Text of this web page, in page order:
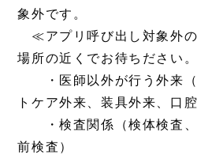
象外です。
≪アプリ呼び出し対象
場所の近くでお待ちださい。
・医師以外が行う外来（
トケア外来、装具外来、口腔
・検査関係（検体検査、
前検査）